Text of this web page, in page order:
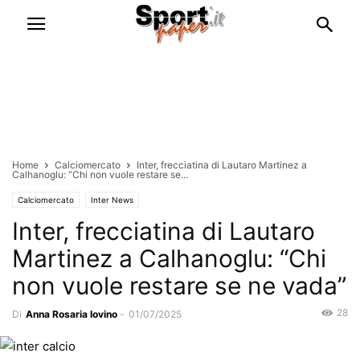
Home Calciomercato
Inter, frecciatina di Lautaro Martinez a
Calhanoglu: “Chi non vuole restare se...
Calciomercato Inter News
Inter, frecciatina di Lautaro
Martinez a Calhanoglu: “Chi
non vuole restare se ne vada”
Di Anna Rosaria Iovino - 01/07/2025 28